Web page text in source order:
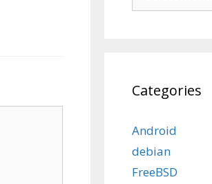
Categories
Android
debian
FreeBSD